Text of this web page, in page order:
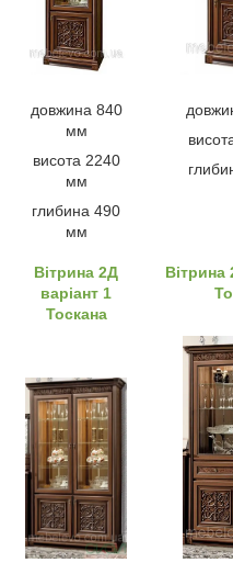
довжина 840
мм
висота 2240
мм
глибина 490
мм
Вітрина 2Д
варіант 1
Тоскана
Вітрина